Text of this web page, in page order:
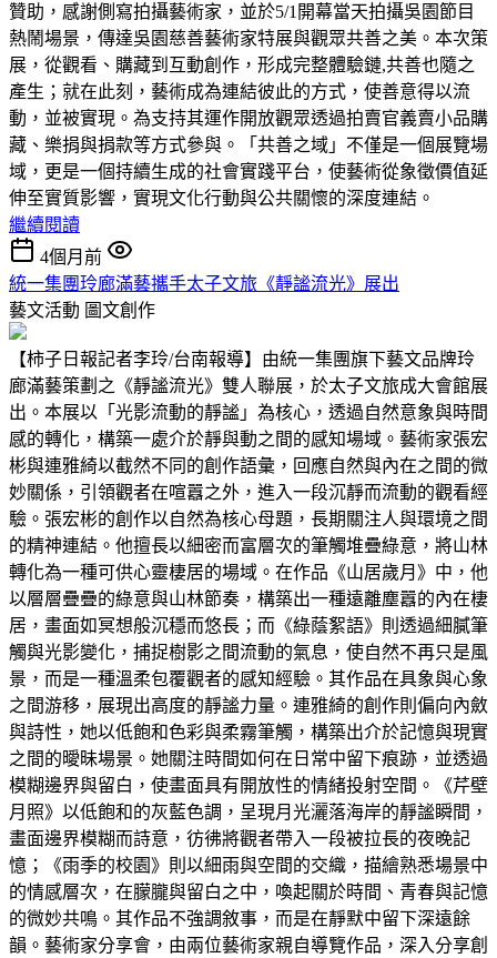
贊助，感謝側寫拍攝藝術家，並於5/1開幕當天拍攝吳園節目
熱鬧場景，傳達吳園慈善藝術家特展與觀眾共善之美。本次策
展，從觀看、購藏到互動創作，形成完整體驗鏈,共善也隨之
產生；就在此刻，藝術成為連結彼此的方式，使善意得以流
動，並被實現。為支持其運作開放觀眾透過拍賣官義賣小品購
藏、樂捐與捐款等方式參與。「共善之域」不僅是一個展覽場
域，更是一個持續生成的社會實踐平台，使藝術從象徵價值延
伸至實質影響，實現文化行動與公共關懷的深度連結。
繼續閱讀
4個月前
統一集團玲廊滿藝攜手太子文旅《靜謐流光》展出
藝文活動 圖文創作
【柿子日報記者李玲/台南報導】由統一集團旗下藝文品牌玲
廊滿藝策劃之《靜謐流光》雙人聯展，於太子文旅成大會館展
出。本展以「光影流動的靜謐」為核心，透過自然意象與時間
感的轉化，構築一處介於靜與動之間的感知場域。藝術家張宏
彬與連雅綺以截然不同的創作語彙，回應自然與內在之間的微
妙關係，引領觀者在喧囂之外，進入一段沉靜而流動的觀看經
驗。張宏彬的創作以自然為核心母題，長期關注人與環境之間
的精神連結。他擅長以細密而富層次的筆觸堆疊綠意，將山林
轉化為一種可供心靈棲居的場域。在作品《山居歲月》中，他
以層層疊疊的綠意與山林節奏，構築出一種遠離塵囂的內在棲
居，畫面如冥想般沉穩而悠長；而《綠蔭絮語》則透過細膩筆
觸與光影變化，捕捉樹影之間流動的氣息，使自然不再只是風
景，而是一種溫柔包覆觀者的感知經驗。其作品在具象與心象
之間游移，展現出高度的靜謐力量。連雅綺的創作則偏向內斂
與詩性，她以低飽和色彩與柔霧筆觸，構築出介於記憶與現實
之間的曖昧場景。她關注時間如何在日常中留下痕跡，並透過
模糊邊界與留白，使畫面具有開放性的情緒投射空間。《芹壁
月照》以低飽和的灰藍色調，呈現月光灑落海岸的靜謐瞬間，
畫面邊界模糊而詩意，彷彿將觀者帶入一段被拉長的夜晚記
憶；《雨季的校園》則以細雨與空間的交織，描繪熟悉場景中
的情感層次，在朦朧與留白之中，喚起關於時間、青春與記憶
的微妙共鳴。其作品不強調敘事，而是在靜默中留下深遠餘
韻。藝術家分享會，由兩位藝術家親自導覽作品，深入分享創